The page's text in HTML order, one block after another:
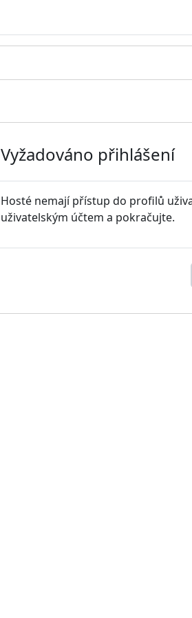
Vyžadováno přihlášení
Hosté nemají přístup do profilů
uživatelským účtem a pokračujte.